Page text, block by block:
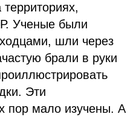
Ученые были
шли через
брали в руки
Эти
пор мало изучены. А